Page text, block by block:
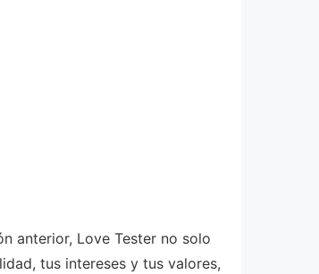
anterior, Love Tester no solo
tus intereses y tus valores,